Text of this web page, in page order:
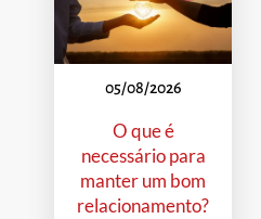
05/08/2026
O que é
necessário para
manter um bom
relacionamento?